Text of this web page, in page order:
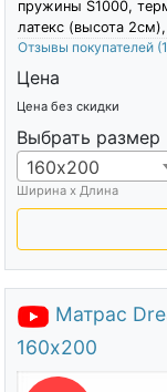
пружины S1000,
латекс (высота
Отзывы покупателей
Цена
Цена без скидки
Выбрать размер
160х200
Ширина х Длина
Матрас
160х200